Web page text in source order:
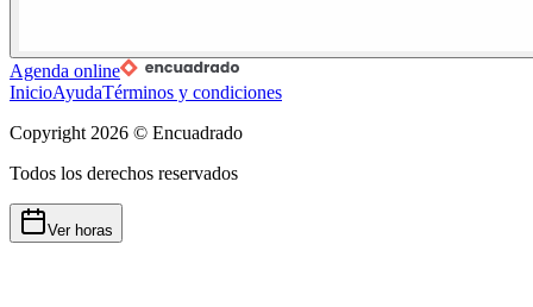
Agenda online
InicioAyudaTérminos y condiciones
Copyright 2026 © Encuadrado
Todos los derechos reservados
Ver horas